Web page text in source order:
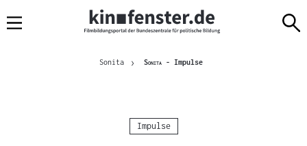
Navigation
zum
zur
Brotkrümelnavigation
Sonita "
Sonita"- ImpulseAktuelle Seite
Kategorie:
Impulse